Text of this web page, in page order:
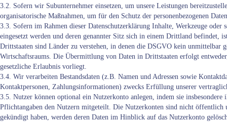
3.2. Sofern wir Subunternehmer einsetzen, um unsere Leistungen
organisatorische Maßnahmen, um für den Schutz der personenbezogenen
3.3. Sofern im Rahmen dieser Datenschutzerklärung Inhalte, Werkzeuge
eingesetzt werden und deren genannter Sitz sich in einem Drittland befindet,
Drittstaaten sind Länder zu verstehen, in denen die DSGVO kein unmittelbar
Wirtschaftsraums. Die Übermittlung von Daten in Drittstaaten erfolgt
gesetzliche Erlaubnis vorliegt.
3.4. Wir verarbeiten Bestandsdaten (z.B. Namen und Adressen sowie
Kontaktpersonen, Zahlungsinformationen) zwecks Erfüllung unserer
3.5. Nutzer können optional ein Nutzerkonto anlegen, indem sie
Pflichtangaben den Nutzern mitgeteilt. Die Nutzerkonten sind nicht
gekündigt haben, werden deren Daten im Hinblick auf das Nutzerkonto